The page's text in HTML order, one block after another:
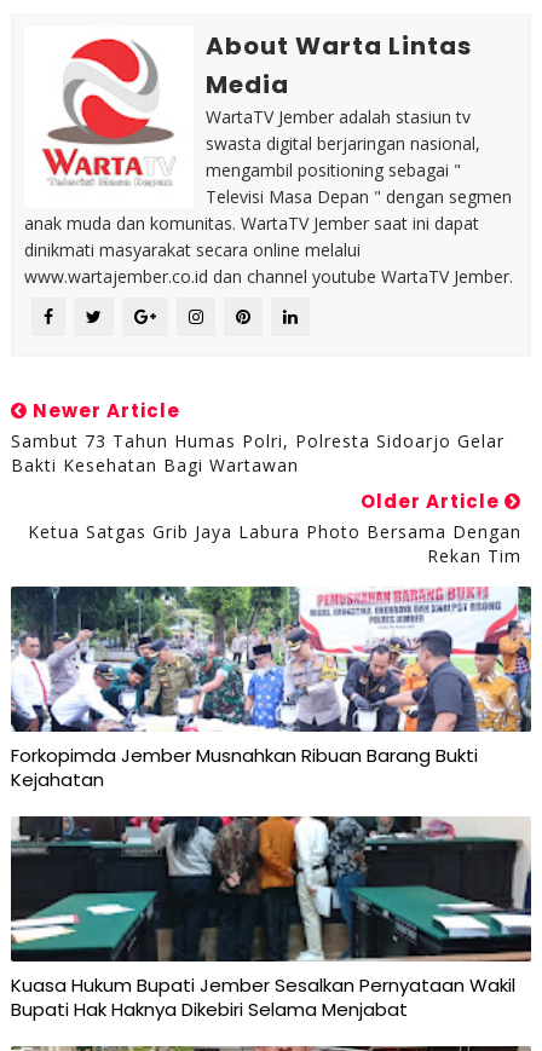
About Warta Lintas
Media
WartaTV Jember adalah stasiun tv
swasta digital berjaringan nasional,
mengambil positioning sebagai "
Televisi Masa Depan " dengan segmen
anak muda dan komunitas. WartaTV Jember saat ini dapat
dinikmati masyarakat secara online melalui
www.wartajember.co.id dan channel youtube WartaTV Jember.
Newer Article
Sambut 73 Tahun Humas Polri, Polresta Sidoarjo Gelar
Bakti Kesehatan Bagi Wartawan
Older Article
Ketua Satgas Grib Jaya Labura Photo Bersama Dengan
Rekan Tim
Forkopimda Jember Musnahkan Ribuan Barang Bukti
Kejahatan
Kuasa Hukum Bupati Jember Sesalkan Pernyataan Wakil
Bupati Hak Haknya Dikebiri Selama Menjabat